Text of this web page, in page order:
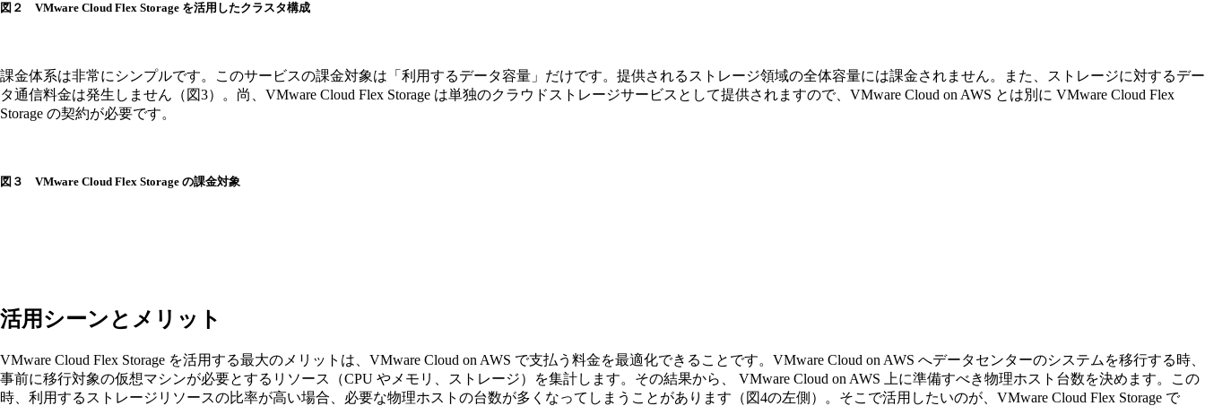
図２ VMware Cloud Flex Storage を活用したクラスタ構成
課金体系は非常にシンプルです。このサービスの課金対象は「利用するデータ容量」だけです。提供されるストレージ領域の全体容量には課金されません。また、ストレージに対するデー
タ通信料金は発生しません（図3）。尚、VMware Cloud Flex Storage は単独のクラウドストレージサービスとして提供されますので、VMware Cloud on AWS とは別に VMware Cloud Flex
Storage の契約が必要です。
図３ VMware Cloud Flex Storage の課金対象
活用シーンとメリット
VMware Cloud Flex Storage を活用する最大のメリットは、VMware Cloud on AWS で支払う料金を最適化できることです。VMware Cloud on AWS へデータセンターのシステムを移行する時、
事前に移行対象の仮想マシンが必要とするリソース（CPU やメモリ、ストレージ）を集計します。その結果から、 VMware Cloud on AWS 上に準備すべき物理ホスト台数を決めます。この
時、利用するストレージリソースの比率が高い場合、必要な物理ホストの台数が多くなってしまうことがあります（図4の左側）。そこで活用したいのが、VMware Cloud Flex Storage で